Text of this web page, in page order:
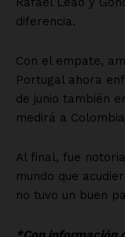
diferencia.
Con el empate,
Portugal ahora
de junio también
medirá a
Al final, fue
mundo que
no tuvo un buen